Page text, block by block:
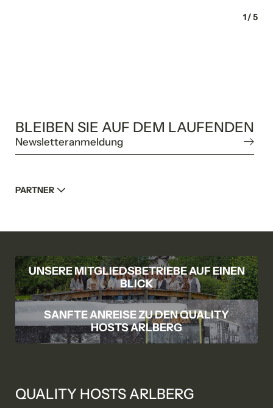
1/5
BLEIBEN SIE AUF DEM LAUFENDEN
Newsletteranmeldung
PARTNER
UNSERE MITGLIEDSBETRIEBE AUF EINEN
BLICK
SANFTE ANREISE ZU DEN QUALITY
HOSTS ARLBERG
QUALITY HOSTS ARLBERG